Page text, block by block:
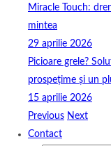
Miracle Touch:
mintea
29 aprilie 2026
Picioare grele?
prospețime și un
15 aprilie 2026
Previous Next
Contact